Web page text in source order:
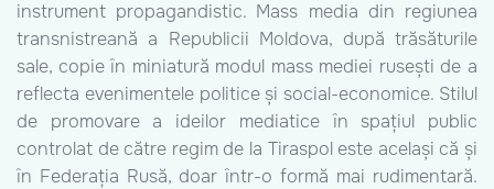
instrument propagandistic. Mass media din regiunea
transnistreană a Republicii Moldova, după trăsăturile
sale, copie în miniatură modul mass mediei rusești de a
reflecta evenimentele politice și social-economice. Stilul
de promovare a ideilor mediatice în spațiul public
controlat de către regim de la Tiraspol este același că și
în Federația Rusă, doar într-o formă mai rudimentară.